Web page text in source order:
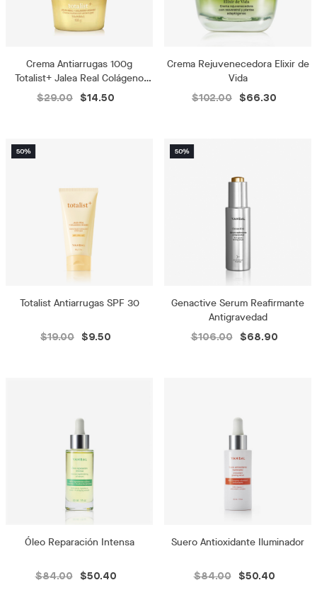
Crema Antiarrugas 100g
Totalist+ Jalea Real Colágeno
Vegano
$29.00 $14.50
Crema Rejuvenecedora Elixir de
Vida
$102.00 $66.30
Totalist Antiarrugas SPF 30
$19.00 $9.50
Genactive Serum Reafirmante
Antigravedad
$106.00 $68.90
Óleo Reparación Intensa
$84.00 $50.40
Suero Antioxidante Iluminador
$84.00 $50.40